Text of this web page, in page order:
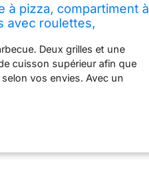
à pizza, compartiment à
avec roulettes,
Deux grilles et une
cuisson supérieur afin que
vos envies. Avec un
enlever les cendres. Étagère
de bois ou d'autres
rayures et à la rouille. En